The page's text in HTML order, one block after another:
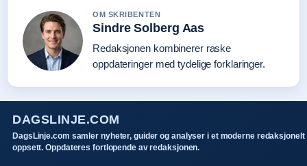
OM SKRIBENTEN
Sindre Solberg Aas
Redaksjonen kombinerer raske
oppdateringer med tydelige forklaringer.
DAGSLINJE.COM
DagsLinje.com samler nyheter, guider og analyser i et moderne redaksjonelt
oppsett. Oppdateres fortlopende av redaksjonen.